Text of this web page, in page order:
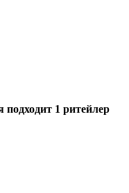
1 ритейлер